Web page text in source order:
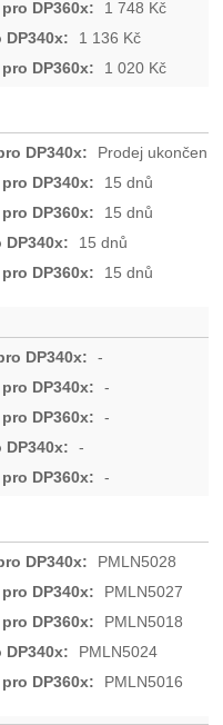
1 748 Kč
1 136 Kč
1 020 Kč
Prodej ukončen
15 dnů
15 dnů
15 dnů
15 dnů
-
-
-
-
-
PMLN5028
PMLN5027
PMLN5018
PMLN5024
PMLN5016